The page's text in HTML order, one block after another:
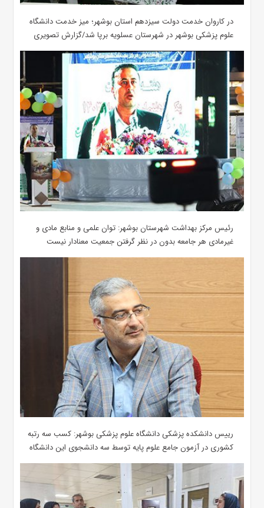
در کاروان خدمت دولت سیزدهم استان بوشهر؛ میز خدمت دانشگاه
علوم پزشکی بوشهر در شهرستان عسلویه برپا شد/گزارش تصویری
رئیس مرکز بهداشت شهرستان بوشهر: توان علمی و منابع مادی و
غیرمادی هر جامعه بدون در نظر گرفتن جمعیت معنادار نیست
رییس دانشکده پزشکی دانشگاه علوم پزشکی بوشهر: کسب سه رتبه
کشوری در آزمون جامع علوم پایه توسط سه دانشجوی این دانشگاه